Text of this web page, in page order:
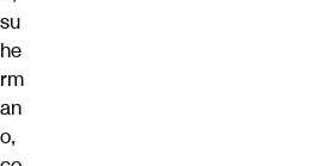
su
he
rm
an
o,